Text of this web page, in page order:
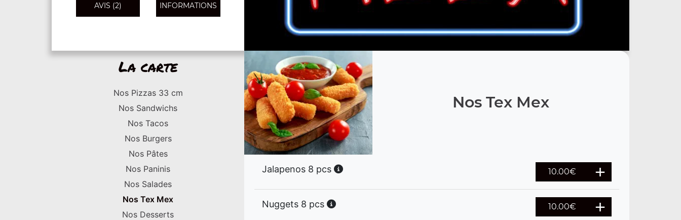
AVIS (2) INFORMATIONS
La carte
Nos Pizzas 33 cm
Nos Sandwichs
Nos Tacos
Nos Burgers
Nos Pâtes
Nos Paninis
Nos Salades
Nos Tex Mex
Nos Desserts
Nos Tex Mex
Jalapenos 8 pcs 10.00€
Nuggets 8 pcs 10.00€